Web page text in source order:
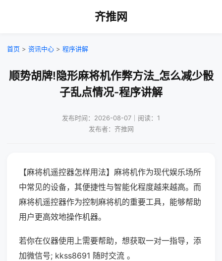
齐推网
首页 > 资讯中心 > 程序讲解
顺势胡牌!隐形麻将机作弊方法_怎么减少骰
子乱点情况-程序讲解
发布时间：2026-08-07｜阅读：1
发布者：齐推网
【麻将机遥控器怎样用法】麻将机作为现代娱乐场所
中常见的设备，其便捷性与智能化程度越来越高。而
麻将机遥控器作为控制麻将机的重要工具，能够帮助
用户更高效地操作机器。
若你在仪器使用上需要帮助，想获取一对一指导，添
加微信号; kkss8691 随时交流 。